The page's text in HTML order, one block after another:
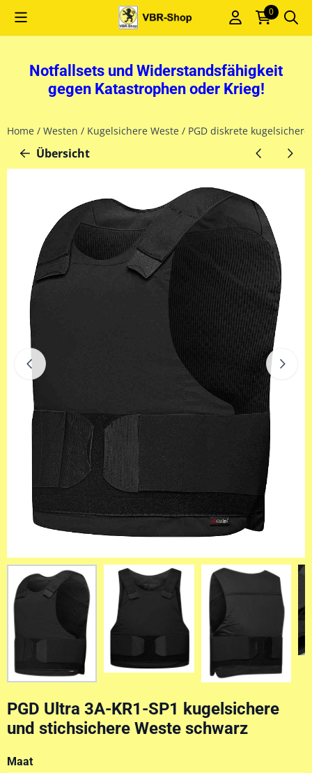
Cookie-Einstellungen sind derzeit geschlossen. 0
Notfallsets und Widerstandsfähigkeit
gegen Katastrophen oder Krieg!
Home / Westen / Kugelsichere Weste / PGD diskrete
Übersicht
PGD ​​Ultra 3A-KR1-SP1 kugelsichere
und stichsichere Weste schwarz
Maat